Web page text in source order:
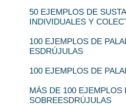
50 EJEMPLOS DE
INDIVIDUALES Y
100 EJEMPLOS DE
ESDRÚJULAS
100 EJEMPLOS DE
MÁS DE 100 EJEMPLOS
SOBREESDRÚJULAS